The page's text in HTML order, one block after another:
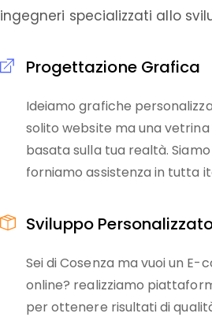
ingegneri specializzati allo
Progettazione Grafica
Ideiamo grafiche
solito website ma una
basata sulla tua realtà.
forniamo assistenza in tutta
Sviluppo
Sei di Cosenza ma vuoi un
online? realizziamo
per ottenere risultati di